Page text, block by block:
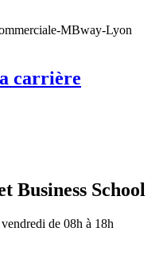
carrière
Business School
de 08h à 18h